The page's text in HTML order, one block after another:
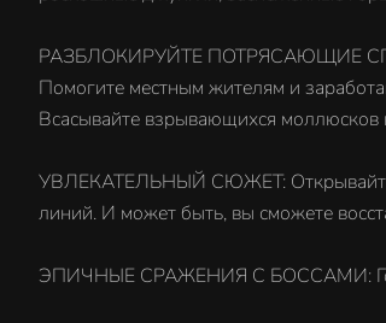
РАЗБЛОКИРУЙТЕ ПОТРЯСАЮЩИЕ
Помогите местным жителям и
Всасывайте взрывающихся
УВЛЕКАТЕЛЬНЫЙ СЮЖЕТ: Открывайте
линий. И может быть, вы сможете
ЭПИЧНЫЕ СРАЖЕНИЯ С БОССАМИ: